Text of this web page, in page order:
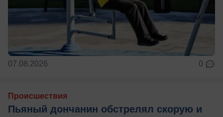
07.08.2026 0
Происшествия
Пьяный дончанин обстрелял скорую и